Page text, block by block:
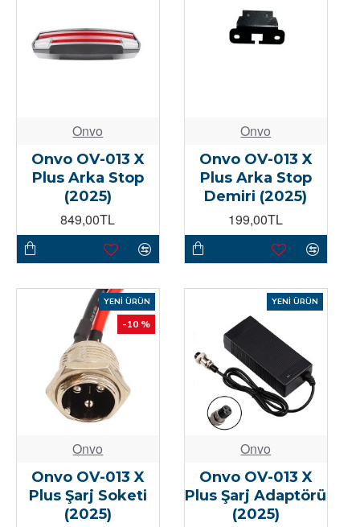
Onvo
Onvo OV-013 X
Plus Arka Stop
(2025)
849,00TL
Onvo
Onvo OV-013 X
Plus Arka Stop
Demiri (2025)
199,00TL
YENI ÜRÜN
-10 %
Onvo
Onvo OV-013 X
Plus Şarj Soketi
(2025)
YENI ÜRÜN
Onvo
Onvo OV-013 X
Plus Şarj Adaptörü
(2025)